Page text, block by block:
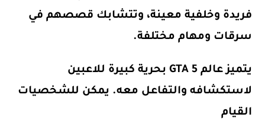
فريدة وخلفية معينة، وتتشابك قصصهم في
سرقات ومهام مختلفة.
يتميز عالم GTA 5 بحرية كبيرة للاعبين
لاستكشافه والتفاعل معه. يمكن للشخصيات
القيام